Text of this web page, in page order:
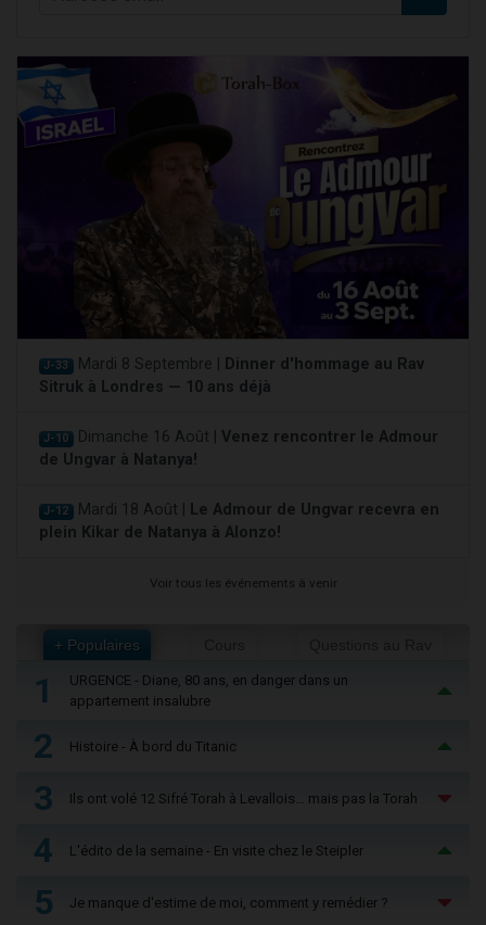
J-33 Mardi 8 Septembre | Dinner d'hommage au Rav
Sitruk à Londres — 10 ans déjà
J-10 Dimanche 16 Août | Venez rencontrer le Admour
de Ungvar à Natanya!
J-12 Mardi 18 Août | Le Admour de Ungvar recevra en
plein Kikar de Natanya à Alonzo!
Voir tous les événements à venir
+ Populaires
1
URGENCE - Diane, 80 ans, en danger dans un
appartement insalubre
2 Histoire - À bord du Titanic
3 Ils ont volé 12 Sifré Torah à Levallois… mais pas la Torah
4 L'édito de la semaine - En visite chez le Steipler
5 Je manque d'estime de moi, comment y remédier ?